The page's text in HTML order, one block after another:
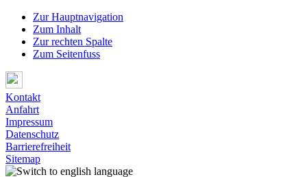
Zur Hauptnavigation
Zum Inhalt
Zur rechten Spalte
Zum Seitenfuss
Kontakt
Anfahrt
Impressum
Datenschutz
Barrierefreiheit
Sitemap